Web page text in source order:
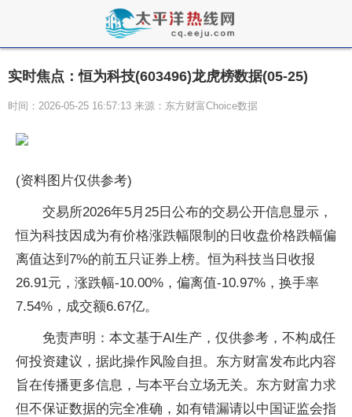
实时焦点：恒为科技(603496)龙虎榜数据(05-25)
时间：2026-05-25 16:57:13 来源：东方财富Choice数据
(资料图片仅供参考)
交易所2026年5月25日公布的交易公开信息显示，
恒为科技因成为有价格涨跌幅限制的日收盘价格跌幅偏
离值达到7%的前五只证券上榜。恒为科技当日收报
26.91元，涨跌幅-10.00%，偏离值-10.97%，换手率
7.54%，成交额6.67亿。
免责声明：本文基于AI生产，仅供参考，不构成任
何投资建议，据此操作风险自担。东方财富发布此内容
旨在传播更多信息，与本平台立场无关。东方财富力求
但不保证数据的完全准确，如有错漏请以中国证监会指